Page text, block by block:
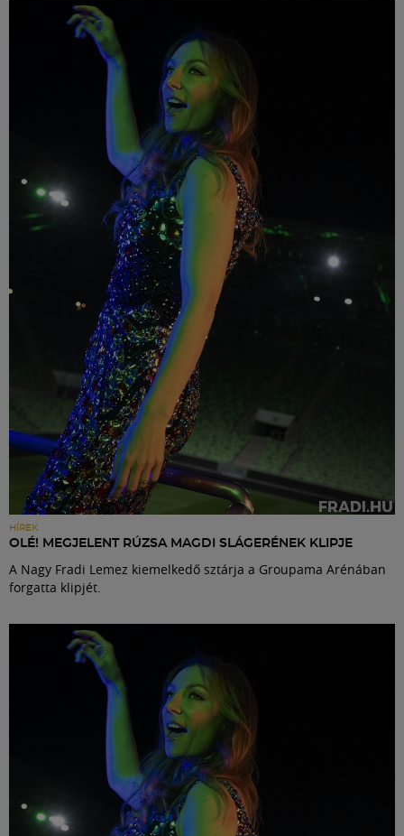
HÍREK
OLÉ! MEGJELENT RÚZSA MAGDI SLÁGERÉNEK KLIPJE
A Nagy Fradi Lemez kiemelkedő sztárja a Groupama Arénában
forgatta klipjét.